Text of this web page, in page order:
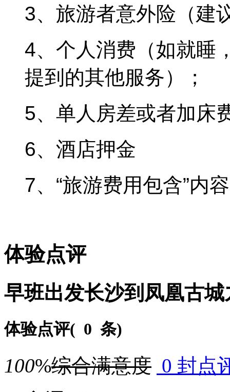
3、旅游者意外险（建
4、个人消费（如就睡
提到的其他服务）；
5、单人房差或者加床
6、酒店押金
7、“旅游费用包含”内
体验点评
早班出发长沙到凤凰古
体验点评( 0 条)
100%综合满意度 0 封点